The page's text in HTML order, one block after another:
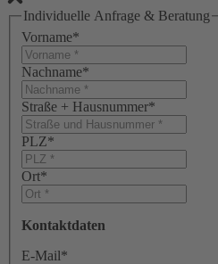
Platform
Individuelle Anfrage & Beratung
Vorname*
Nachname*
Straße + Hausnummer*
PLZ*
Ort*
Kontaktdaten
E-Mail*